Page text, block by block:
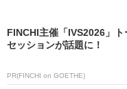
FINCHI主催「IVS2026」ト
セッションが話題に！
PR(FINCHI on GOETHE)